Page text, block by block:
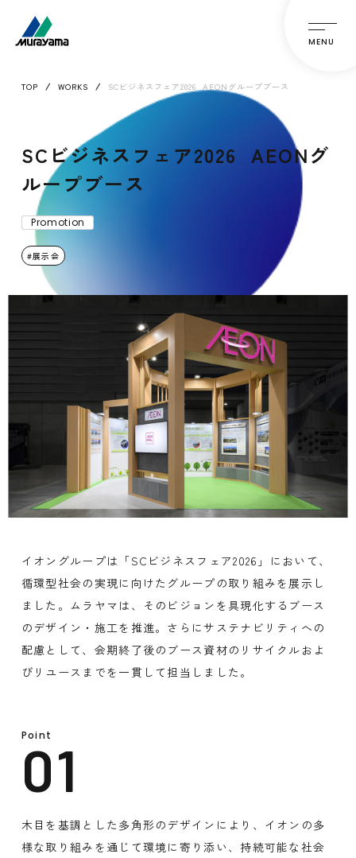
MENU
TOP WORKS SCビジネスフェア2026 AEONグループブース
SCビジネスフェア2026 AEONグ
ループブース
Promotion
展示会
イオングループは「SCビジネスフェア2026」において、
循環型社会の実現に向けたグループの取り組みを展示し
ました。ムラヤマは、そのビジョンを具現化するブース
のデザイン・施工を推進。さらにサステナビリティへの
配慮として、会期終了後のブース資材のリサイクルおよ
びリユースまでを一貫して担当しました。
Point
木目を基調とした多角形のデザインにより、イオンの多
様な取り組みを通じて環境に寄り添い、持続可能な社会